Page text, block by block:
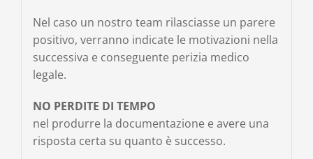
Nel caso un nostro team rilasciasse un parere
positivo, verranno indicate le motivazioni nella
successiva e conseguente perizia medico
legale.
NO PERDITE DI TEMPO
nel produrre la documentazione e avere una
risposta certa su quanto è successo.